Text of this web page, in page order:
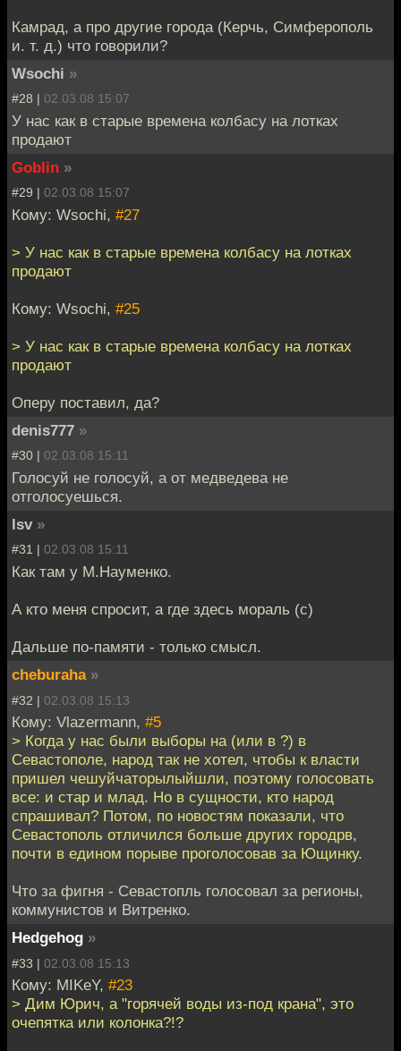
Камрад, а про другие города (Керчь, Симферополь
и. т. д.) что говорили?
Wsochi »
#28 | 02.03.08 15:07
У нас как в старые времена колбасу на лотках
продают
Goblin »
#29 | 02.03.08 15:07
Кому: Wsochi, #27
> У нас как в старые времена колбасу на лотках
продают
Кому: Wsochi, #25
> У нас как в старые времена колбасу на лотках
продают
Оперу поставил, да?
denis777 »
#30 | 02.03.08 15:11
Голосуй не голосуй, а от медведева не
отголосуешься.
lsv »
#31 | 02.03.08 15:11
Как там у М.Науменко.
А кто меня спросит, а где здесь мораль (с)
Дальше по-памяти - только смысл.
cheburaha »
#32 | 02.03.08 15:13
Кому: Vlazermann, #5
> Когда у нас были выборы на (или в ?) в
Севастополе, народ так не хотел, чтобы к власти
пришел чешуйчаторылыйшли, поэтому голосовать
все: и стар и млад. Но в сущности, кто народ
спрашивал? Потом, по новостям показали, что
Севастополь отличился больше других городрв,
почти в едином порыве проголосовав за Ющинку.
Что за фигня - Севастопль голосовал за регионы,
коммунистов и Витренко.
Hedgehog »
#33 | 02.03.08 15:13
Кому: MIKeY, #23
> Дим Юрич, а "горячей воды из-под крана", это
очепятка или колонка?!?